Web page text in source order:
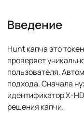
Введение
Hunt капча это
проверяет
пользователя.
подхода. Сначала
идентификатор X-
решения капчи.